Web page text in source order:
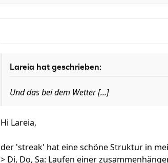
Lareia hat geschrieben:
Und das bei dem Wetter [...]
Hi Lareia,
der 'streak' hat eine schöne Struktur in
> Di, Do, Sa: Laufen einer